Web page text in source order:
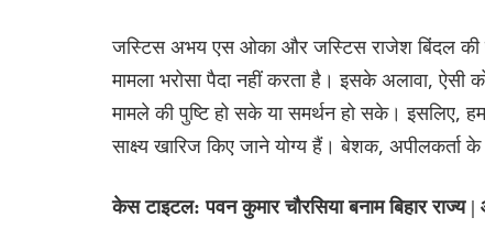
जस्टिस अभय एस ओका और जस्टिस राजेश बिंदल की
मामला भरोसा पैदा नहीं करता है। इसके अलावा, ऐसी
मामले की पुष्टि हो सके या समर्थ‌न हो सके। इसलिए,
साक्ष्य खारिज किए जाने योग्य हैं। बेशक,
केस टाइटल: पवन कुमार चौरसिया बनाम बिहार